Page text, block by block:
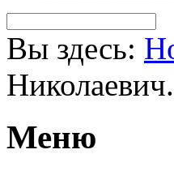
Вы здесь:
Меню